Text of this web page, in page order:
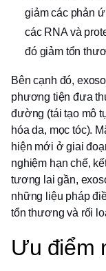
giảm các phản
các RNA và
đó giảm tổn
Bên cạnh đó,
phương tiện đưa
đường (tái tạo mô
hóa da, mọc tóc).
hiện mới ở giai
nghiệm hạn chế,
tương lai gần,
những liệu pháp
tổn thương và rối
Ưu điểm